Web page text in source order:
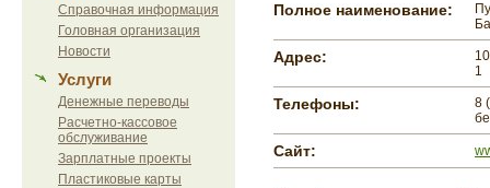
Справочная информация
Головная организация
Новости
Услуги
Денежные переводы
Расчетно-кассовое
обслуживание
Зарплатные проекты
Пластиковые карты
Полное наименование:
Адрес:
1
Телефоны:
8
Сайт: